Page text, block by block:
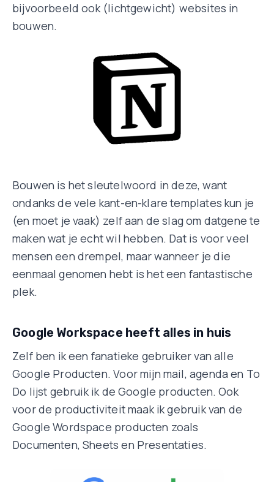
bijvoorbeeld ook (lichtgewicht) websites in
bouwen.
Bouwen is het sleutelwoord in deze, want
ondanks de vele kant-en-klare templates kun je
(en moet je vaak) zelf aan de slag om datgene te
maken wat je echt wil hebben. Dat is voor veel
mensen een drempel, maar wanneer je die
eenmaal genomen hebt is het een fantastische
plek.
Google Workspace heeft alles in huis
Zelf ben ik een fanatieke gebruiker van alle
Google Producten. Voor mijn mail, agenda en To
Do lijst gebruik ik de Google producten. Ook
voor de productiviteit maak ik gebruik van de
Google Wordspace producten zoals
Documenten, Sheets en Presentaties.